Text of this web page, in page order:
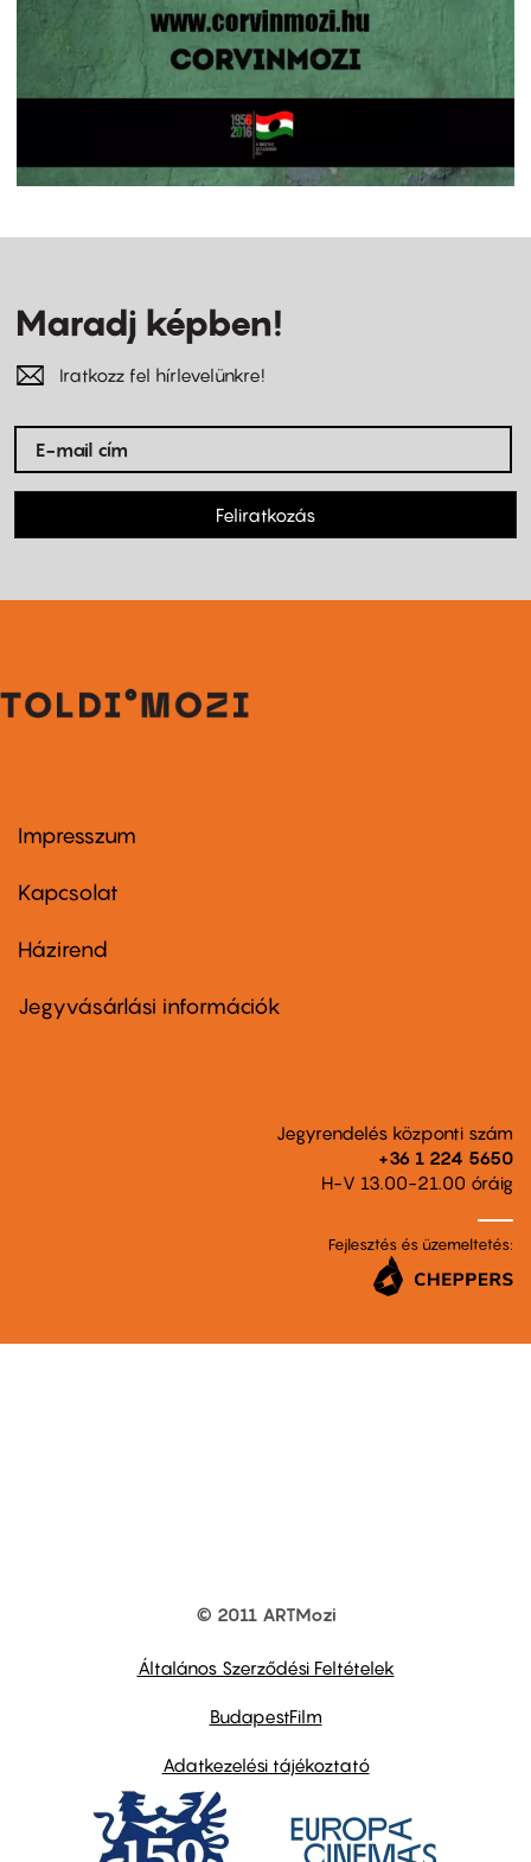
Maradj képben!
Iratkozz fel hírlevelünkre!
Feliratkozás
Footer
first
Impresszum
Kapcsolat
Footer
second
Házirend
Jegyvásárlási információk
Jegyrendelés központi szám
+36 1 224 5650
H-V 13.00-21.00 óráig
Fejlesztés és üzemeltetés:
© 2011 ARTMozi
Általános Szerződési Feltételek
BudapestFilm
Adatkezelési tájékoztató